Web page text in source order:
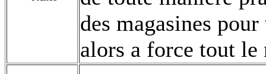
des magasines
alors a force tout